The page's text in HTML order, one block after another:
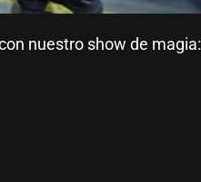
nuestro show de magia: